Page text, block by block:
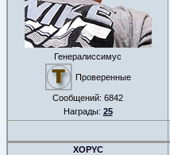
Генералиссимус
Проверенные
Сообщений: 6842
Награды: 25
XOPYC